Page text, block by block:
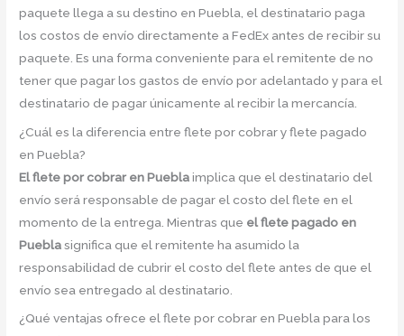
paquete llega a su destino en Puebla, el destinatario paga
los costos de envío directamente a FedEx antes de recibir su
paquete. Es una forma conveniente para el remitente de no
tener que pagar los gastos de envío por adelantado y para el
destinatario de pagar únicamente al recibir la mercancía.
¿Cuál es la diferencia entre flete por cobrar y flete pagado
en Puebla?
El flete por cobrar en Pueblaimplica que el destinatario del
envío será responsable de pagar el costo del flete en el
momento de la entrega. Mientras que el flete pagado en
Pueblasignifica que el remitente ha asumido la
responsabilidad de cubrir el costo del flete antes de que el
envío sea entregado al destinatario.
¿Qué ventajas ofrece el flete por cobrar en Puebla para los